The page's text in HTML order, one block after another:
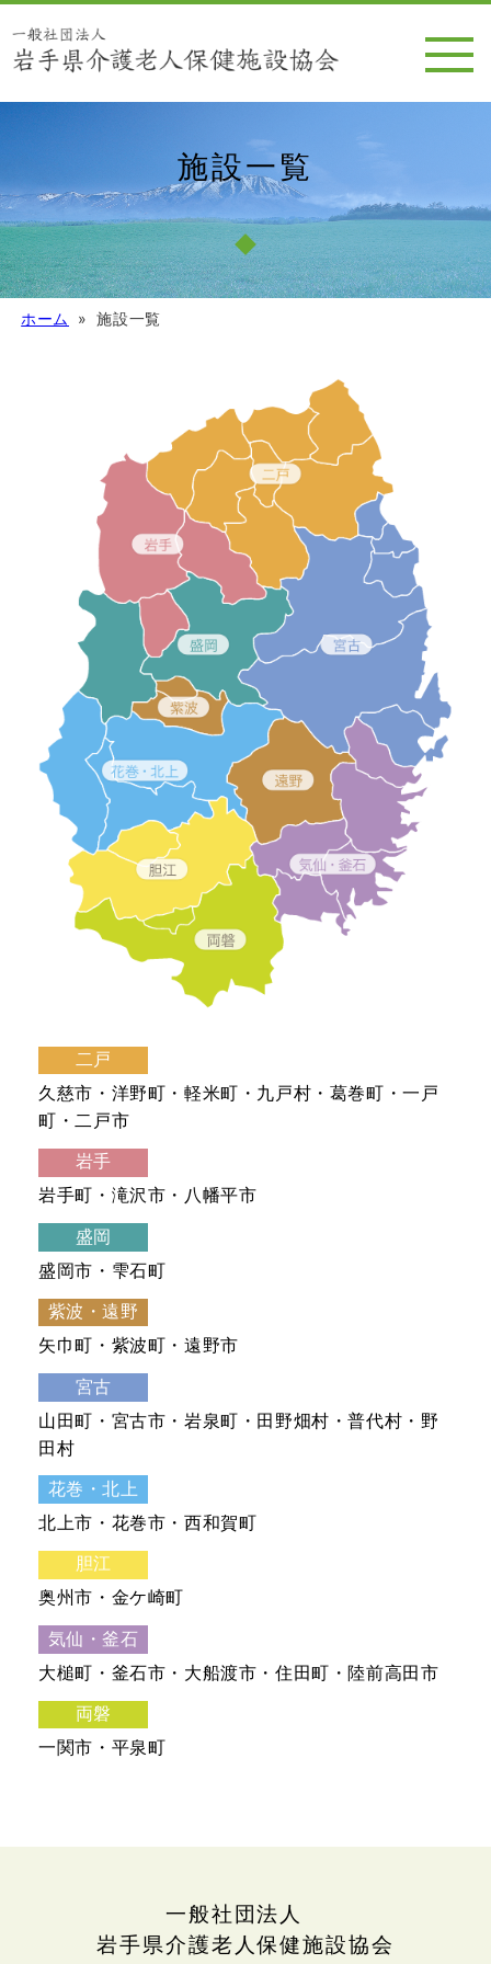
施設一覧
ホーム 施設一覧
二戸
久慈市・洋野町・軽米町・九戸村・葛巻町・一戸
町・二戸市
岩手
岩手町・滝沢市・八幡平市
盛岡
盛岡市・雫石町
紫波・遠野
矢巾町・紫波町・遠野市
宮古
山田町・宮古市・岩泉町・田野畑村・普代村・野
田村
花巻・北上
北上市・花巻市・西和賀町
胆江
奥州市・金ケ崎町
気仙・釜石
大槌町・釜石市・大船渡市・住田町・陸前高田市
両磐
一関市・平泉町
一般社団法人
岩手県介護老人保健施設協会